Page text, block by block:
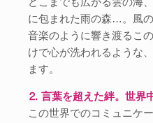
に包まれた雨の森…。風
音楽のように響き渡るこ
けで心が洗われるような
ます。
⒉ 言葉を超えた絆。世界
この世界でのコミュニケ